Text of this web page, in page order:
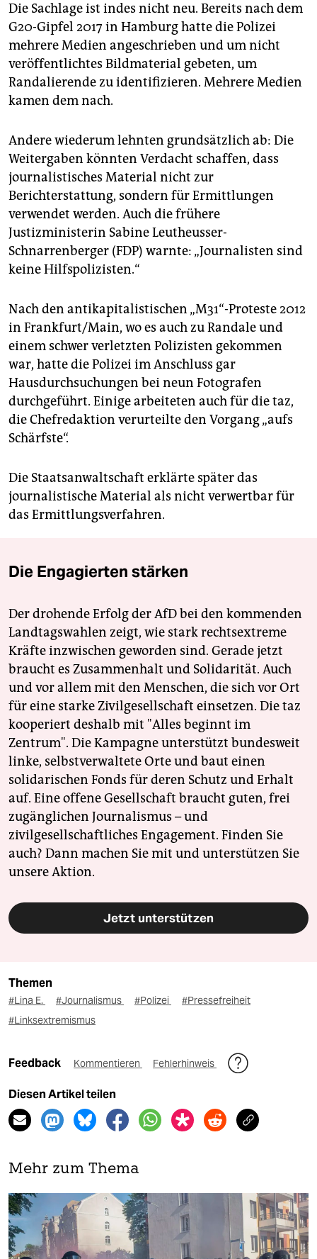
Die Sachlage ist indes nicht neu. Bereits nach dem
G20-Gipfel 2017 in Hamburg hatte die Polizei
mehrere Medien angeschrieben und um nicht
veröffentlichtes Bildmaterial gebeten, um
Randalierende zu identifizieren. Mehrere Medien
kamen dem nach.
Andere wiederum lehnten grundsätzlich ab: Die
Weitergaben könnten Verdacht schaffen, dass
journalistisches Material nicht zur
Berichterstattung, sondern für Ermittlungen
verwendet werden. Auch die frühere
Justizministerin Sabine Leutheusser-
Schnarrenberger (FDP) warnte: „Journalisten sind
keine Hilfspolizisten.“
Nach den antikapitalistischen „M31“-Proteste 2012
in Frankfurt/Main, wo es auch zu Randale und
einem schwer verletzten Polizisten gekommen
war, hatte die Polizei im Anschluss gar
Hausdurchsuchungen bei neun Fotografen
durchgeführt. Einige arbeiteten auch für die taz,
die Chefredaktion verurteilte den Vorgang „aufs
Schärfste“.
Die Staatsanwaltschaft erklärte später das
journalistische Material als nicht verwertbar für
das Ermittlungsverfahren.
Die Engagierten stärken
Der drohende Erfolg der AfD bei den kommenden
Landtagswahlen zeigt, wie stark rechtsextreme
Kräfte inzwischen geworden sind. Gerade jetzt
braucht es Zusammenhalt und Solidarität. Auch
und vor allem mit den Menschen, die sich vor Ort
für eine starke Zivilgesellschaft einsetzen. Die taz
kooperiert deshalb mit "Alles beginnt im
Zentrum". Die Kampagne unterstützt bundesweit
linke, selbstverwaltete Orte und baut einen
solidarischen Fonds für deren Schutz und Erhalt
auf. Eine offene Gesellschaft braucht guten, frei
zugänglichen Journalismus – und
zivilgesellschaftliches Engagement. Finden Sie
auch? Dann machen Sie mit und unterstützen Sie
unsere Aktion.
Jetzt unterstützen
Themen
#Lina E. #Journalismus #Polizei
#Pressefreiheit
#Linksextremismus
Feedback Kommentieren Fehlerhinweis
Diesen Artikel teilen
Mehr zum Thema